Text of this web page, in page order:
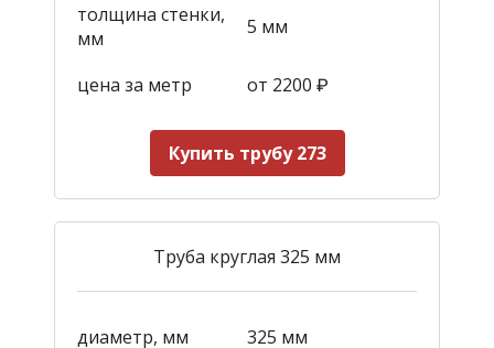
толщина стенки,
мм
5 мм
цена за метр от 2200 ₽
Купить трубу 273
Труба круглая 325 мм
диаметр, мм 325 мм